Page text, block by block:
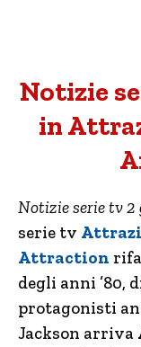
Notizie
in
Notizie serie tv 2
serie tv
Attraction
degli anni ’80,
protagonisti
Jackson arriva